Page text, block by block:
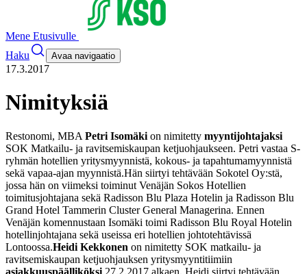
Mene Etusivulle
Haku
Avaa navigaatio
17.3.2017
Nimityksiä
Restonomi, MBA Petri Isomäki on nimitetty myyntijohtajaksi
SOK Matkailu- ja ravitsemiskaupan ketjuohjaukseen. Petri vastaa S-
ryhmän hotellien yritysmyynnistä, kokous- ja tapahtumamyynnistä
sekä vapaa-ajan myynnistä.Hän siirtyi tehtävään Sokotel Oy:stä,
jossa hän on viimeksi toiminut Venäjän Sokos Hotellien
toimitusjohtajana sekä Radisson Blu Plaza Hotelin ja Radisson Blu
Grand Hotel Tammerin Cluster General Managerina. Ennen
Venäjän komennustaan Isomäki toimi Radisson Blu Royal Hotelin
hotellinjohtajana sekä useissa eri hotellien johtotehtävissä
Lontoossa.Heidi Kekkonen on nimitetty SOK matkailu- ja
ravitsemiskaupan ketjuohjauksen yritysmyyntitiimiin
asiakkuuspäälliköksi 27.2.2017 alkaen. Heidi siirtyi tehtävään